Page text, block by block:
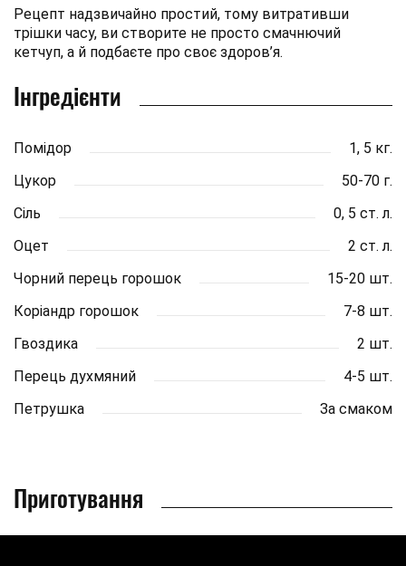
Рецепт надзвичайно простий, тому витративши
трішки часу, ви створите не просто смачнючий
кетчуп, а й подбаєте про своє здоров’я.
Інгредієнти
Помідор
1, 5 кг.
Цукор
50-70 г.
Сіль
0, 5 ст. л.
Оцет
2 ст. л.
Чорний перець горошок
15-20 шт.
Коріандр горошок
7-8 шт.
Гвоздика
2 шт.
Перець духмяний
4-5 шт.
Петрушка
За смаком
Приготування